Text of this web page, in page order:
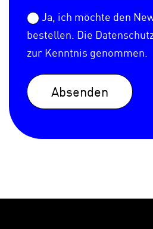
Ja, ich möchte den
bestellen. Die
zur Kenntnis genommen.
Absenden